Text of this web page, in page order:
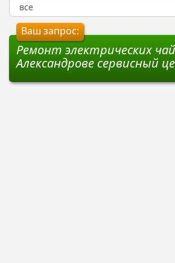
Ваш запрос:
Ремонт электрических
Александрове сервисный